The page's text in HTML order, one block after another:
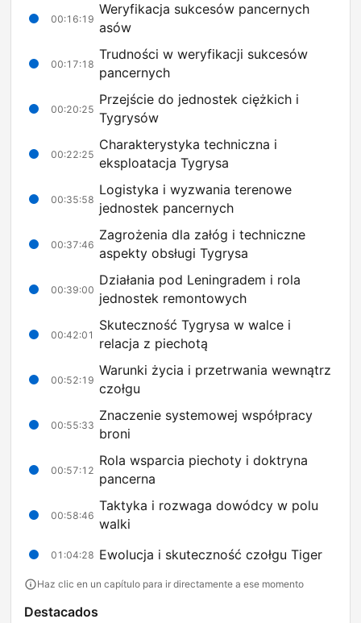
00:16:19
Weryfikacja sukcesów pancernych
asów
00:17:18
Trudności w weryfikacji sukcesów
pancernych
00:20:25
Przejście do jednostek ciężkich i
Tygrysów
00:22:25
Charakterystyka techniczna i
eksploatacja Tygrysa
00:35:58
Logistyka i wyzwania terenowe
jednostek pancernych
00:37:46
Zagrożenia dla załóg i techniczne
aspekty obsługi Tygrysa
00:39:00
Działania pod Leningradem i rola
jednostek remontowych
00:42:01
Skuteczność Tygrysa w walce i
relacja z piechotą
00:52:19
Warunki życia i przetrwania wewnątrz
czołgu
00:55:33
Znaczenie systemowej współpracy
broni
00:57:12
Rola wsparcia piechoty i doktryna
pancerna
00:58:46
Taktyka i rozwaga dowódcy w polu
walki
01:04:28 Ewolucja i skuteczność czołgu Tiger
Haz clic en un capítulo para ir directamente a ese momento
Destacados